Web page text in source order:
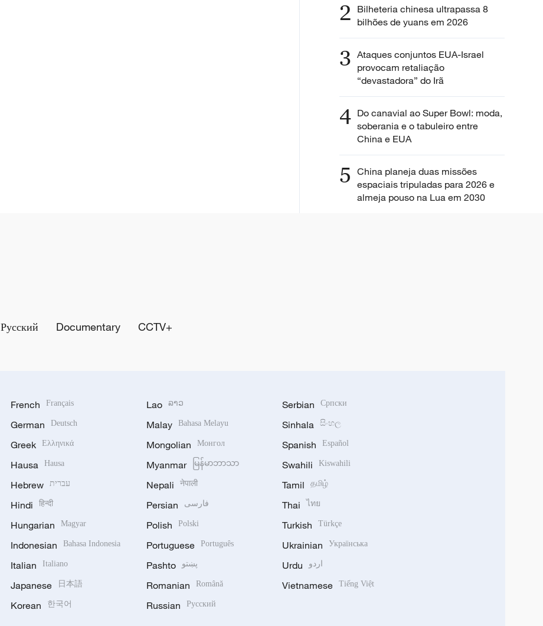
2 Bilheteria chinesa ultrapassa 8
bilhões de yuans em 2026
3 Ataques conjuntos EUA-Israel
provocam retaliação
“devastadora” do Irã
4 Do canavial ao Super Bowl: moda,
soberania e o tabuleiro entre
China e EUA
5 China planeja duas missões
espaciais tripuladas para 2026 e
almeja pouso na Lua em 2030
Русский Documentary CCTV+
French Français
German Deutsch
Greek Ελληνικά
Hausa Hausa
Hebrew עברית
Hindi हिन्दी
Hungarian Magyar
Indonesian Bahasa Indonesia
Italian Italiano
Japanese 日本語
Korean 한국어
Lao ລາວ
Malay Bahasa Melayu
Mongolian Монгол
Myanmar မြန်မာဘာသာ
Nepali नेपाली
Persian فارسی
Polish Polski
Portuguese Português
Pashto پښتو
Romanian Română
Russian Русский
Serbian Српски
Sinhala සිංහල
Spanish Español
Swahili Kiswahili
Tamil தமிழ்
Thai ไทย
Turkish Türkçe
Ukrainian Українська
Urdu اردو
Vietnamese Tiếng Việt